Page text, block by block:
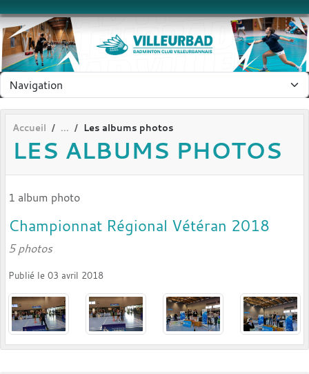
Accueil Les albums photos
LES ALBUMS PHOTOS
1 album photo
Championnat Régional Vétéran 2018
5 photos
Publié le 03 avril 2018